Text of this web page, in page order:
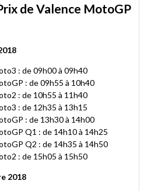
de Valence MotoGP
: de 09h00 à 09h40
: de 09h55 à 10h40
: de 10h55 à 11h40
: de 12h35 à 13h15
: de 13h30 à 14h00
Q1 : de 14h10 à 14h25
Q2 : de 14h35 à 14h50
: de 15h05 à 15h50
2018